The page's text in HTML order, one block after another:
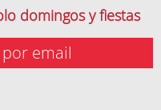
domingos y fiestas
email